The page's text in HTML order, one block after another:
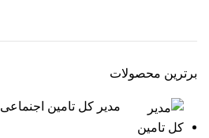
برترین محصولات
مدیر کل تامین اجنماعی